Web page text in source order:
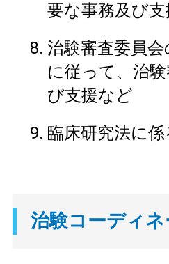
要な事務及び支
治験審査委員
に従って、治
び支援など
臨床研究法に
治験コーディ